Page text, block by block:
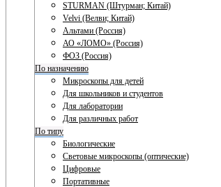
STURMAN (Штурман; Китай)
Velvi (Велви; Китай)
Альтами (Россия)
АО «ЛОМО» (Россия)
ФОЗ (Россия)
По назначению
Микроскопы для детей
Для школьников и студентов
Для лаборатории
Для различных работ
По типу
Биологические
Световые микроскопы (оптические)
Цифровые
Портативные